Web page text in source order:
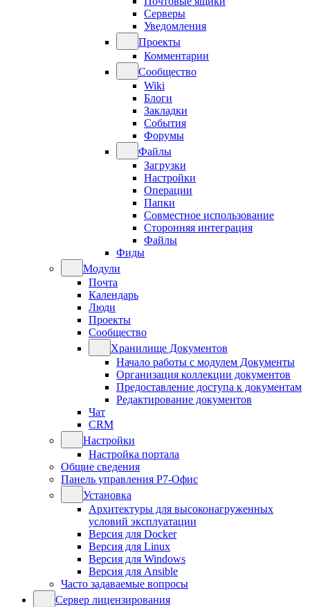
Серверы
Уведомления
Проекты
Комментарии
Сообщество
Wiki
Блоги
Закладки
События
Форумы
Файлы
Загрузки
Настройки
Операции
Папки
Совместное использование
Сторонняя интеграция
Файлы
Фиды
Модули
Почта
Календарь
Люди
Проекты
Сообщество
Хранилище Документов
Начало работы с модулем Документы
Организация коллекции документов
Предоставление доступа к документам
Редактирование документов
Чат
CRM
Настройки
Настройка портала
Общие сведения
Панель управления Р7-Офис
Установка
Архитектуры для высоконагруженных
условий эксплуатации
Версия для Docker
Версия для Linux
Версия для Windows
Версия для Ansible
Часто задаваемые вопросы
Сервер лицензирования